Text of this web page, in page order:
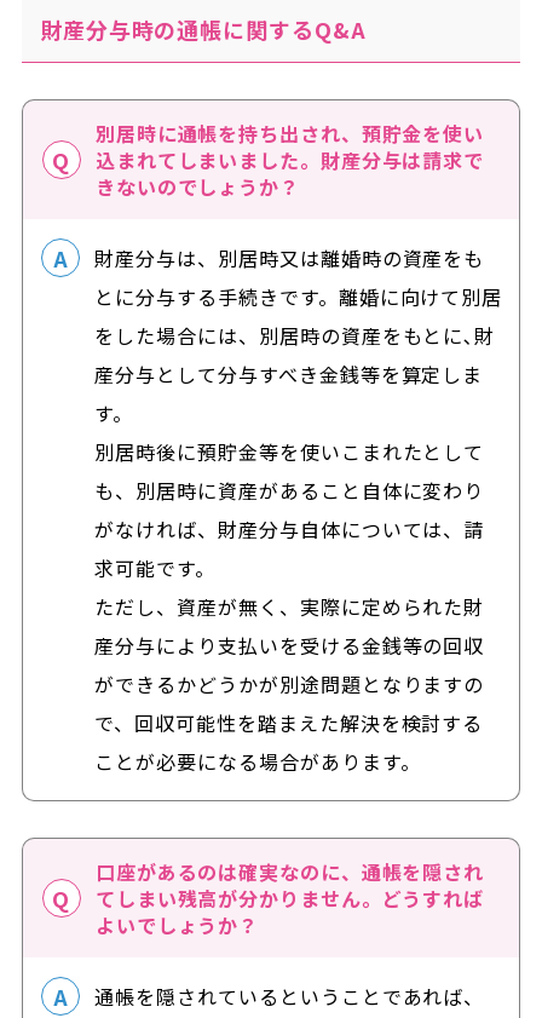
財産分与時の通帳に関するQ&A
別居時に通帳を持ち出され、預貯金を使い
込まれてしまいました。財産分与は請求で
きないのでしょうか？
財産分与は、別居時又は離婚時の資産をも
とに分与する手続きです。離婚に向けて別居
をした場合には、別居時の資産をもとに､財
産分与として分与すべき金銭等を算定しま
す。
別居時後に預貯金等を使いこまれたとして
も、別居時に資産があること自体に変わり
がなければ、財産分与自体については、請
求可能です。
ただし、資産が無く、実際に定められた財
産分与により支払いを受ける金銭等の回収
ができるかどうかが別途問題となりますの
で、回収可能性を踏まえた解決を検討する
ことが必要になる場合があります。
口座があるのは確実なのに、通帳を隠され
てしまい残高が分かりません。どうすれば
よいでしょうか？
通帳を隠されているということであれば、